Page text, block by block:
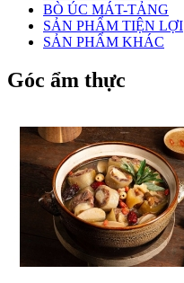
BÒ ÚC MÁT-TẢNG
SẢN PHẨM TIỆN LỢI
SẢN PHẨM KHÁC
Góc ẩm thực